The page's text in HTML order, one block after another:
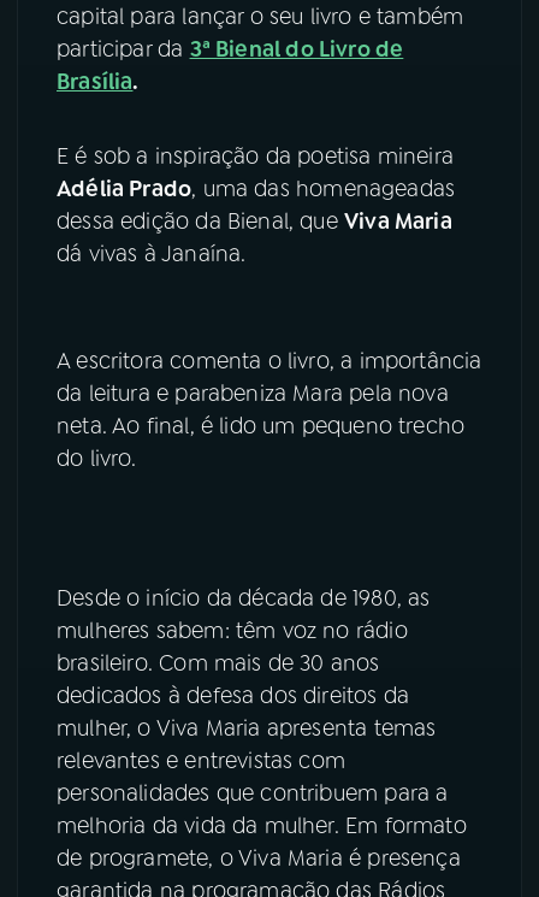
Instagram
TikTok
capital para lançar o seu livro e também
participar da 3ª Bienal do Livro de
Brasília.
E é sob a inspiração da poetisa mineira
Adélia Prado, uma das homenageadas
dessa edição da Bienal, queViva Maria
dá vivas à Janaína.
A escritora comenta o livro, a importância
da leitura e parabeniza Mara pela nova
neta. Ao final, é lido um pequeno trecho
do livro.
Desde o início da década de 1980, as
mulheres sabem: têm voz no rádio
brasileiro. Com mais de 30 anos
dedicados à defesa dos direitos da
mulher, o Viva Maria apresenta temas
relevantes e entrevistas com
personalidades que contribuem para a
melhoria da vida da mulher. Em formato
de programete, o Viva Maria é presença
garantida na programação das Rádios